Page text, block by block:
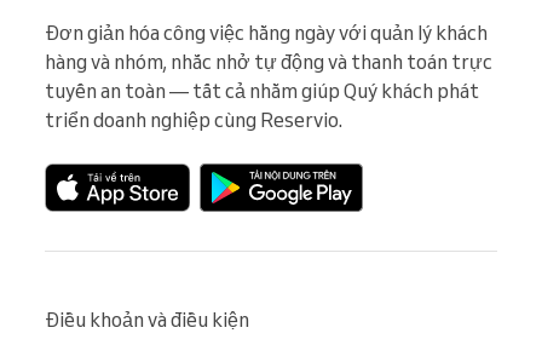
Đơn giản hóa công việc hằng ngày với quản lý khách
hàng và nhóm, nhắc nhở tự động và thanh toán trực
tuyến an toàn — tất cả nhằm giúp Quý khách phát
triển doanh nghiệp cùng Reservio.
Điều khoản và điều kiện